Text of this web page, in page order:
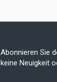
Abonnieren Sie
keine Neuigkeit